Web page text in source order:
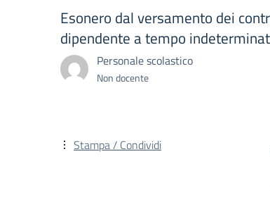
Esonero dal versamento dei
dipendente a tempo
Personale scolastico
Non docente
Stampa / Condividi